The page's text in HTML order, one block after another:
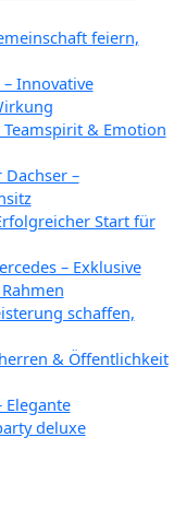
feiern,
Innovative
& Emotion
–
Start für
– Exklusive
schaffen,
& Öffentlichkeit
Elegante
deluxe